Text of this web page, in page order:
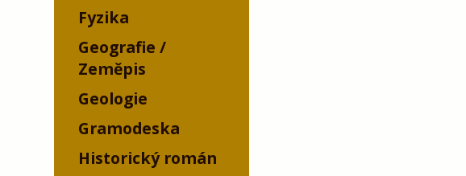
Fyzika
Geografie /
Zeměpis
Geologie
Gramodeska
Historický román